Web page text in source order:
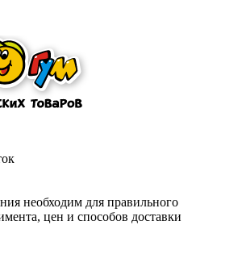
необходим для правильного
цен и способов доставки